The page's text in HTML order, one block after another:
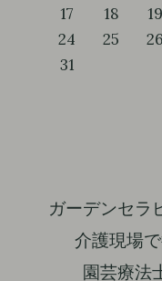
17
18 19
24
25 26
31
ガーデンセラ
介護現場
園芸療法